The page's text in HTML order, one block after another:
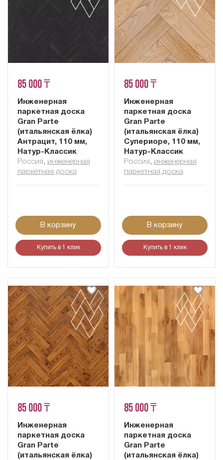
85 000 ₸
Инженерная
паркетная доска
Gran Parte
(итальянская ёлка)
Антрацит, 110 мм,
Натур-Классик
Россия , инженерная
паркетная доска
В корзину
Купить в 1 клик
85 000 ₸
Инженерная
паркетная доска
Gran Parte
(итальянская ёлка)
Супериоре, 110 мм,
Натур-Классик
Россия , инженерная
паркетная доска
В корзину
Купить в 1 клик
85 000 ₸
Инженерная
паркетная доска
Gran Parte
(итальянская ёлка)
85 000 ₸
Инженерная
паркетная доска
Gran Parte
(итальянская ёлка)